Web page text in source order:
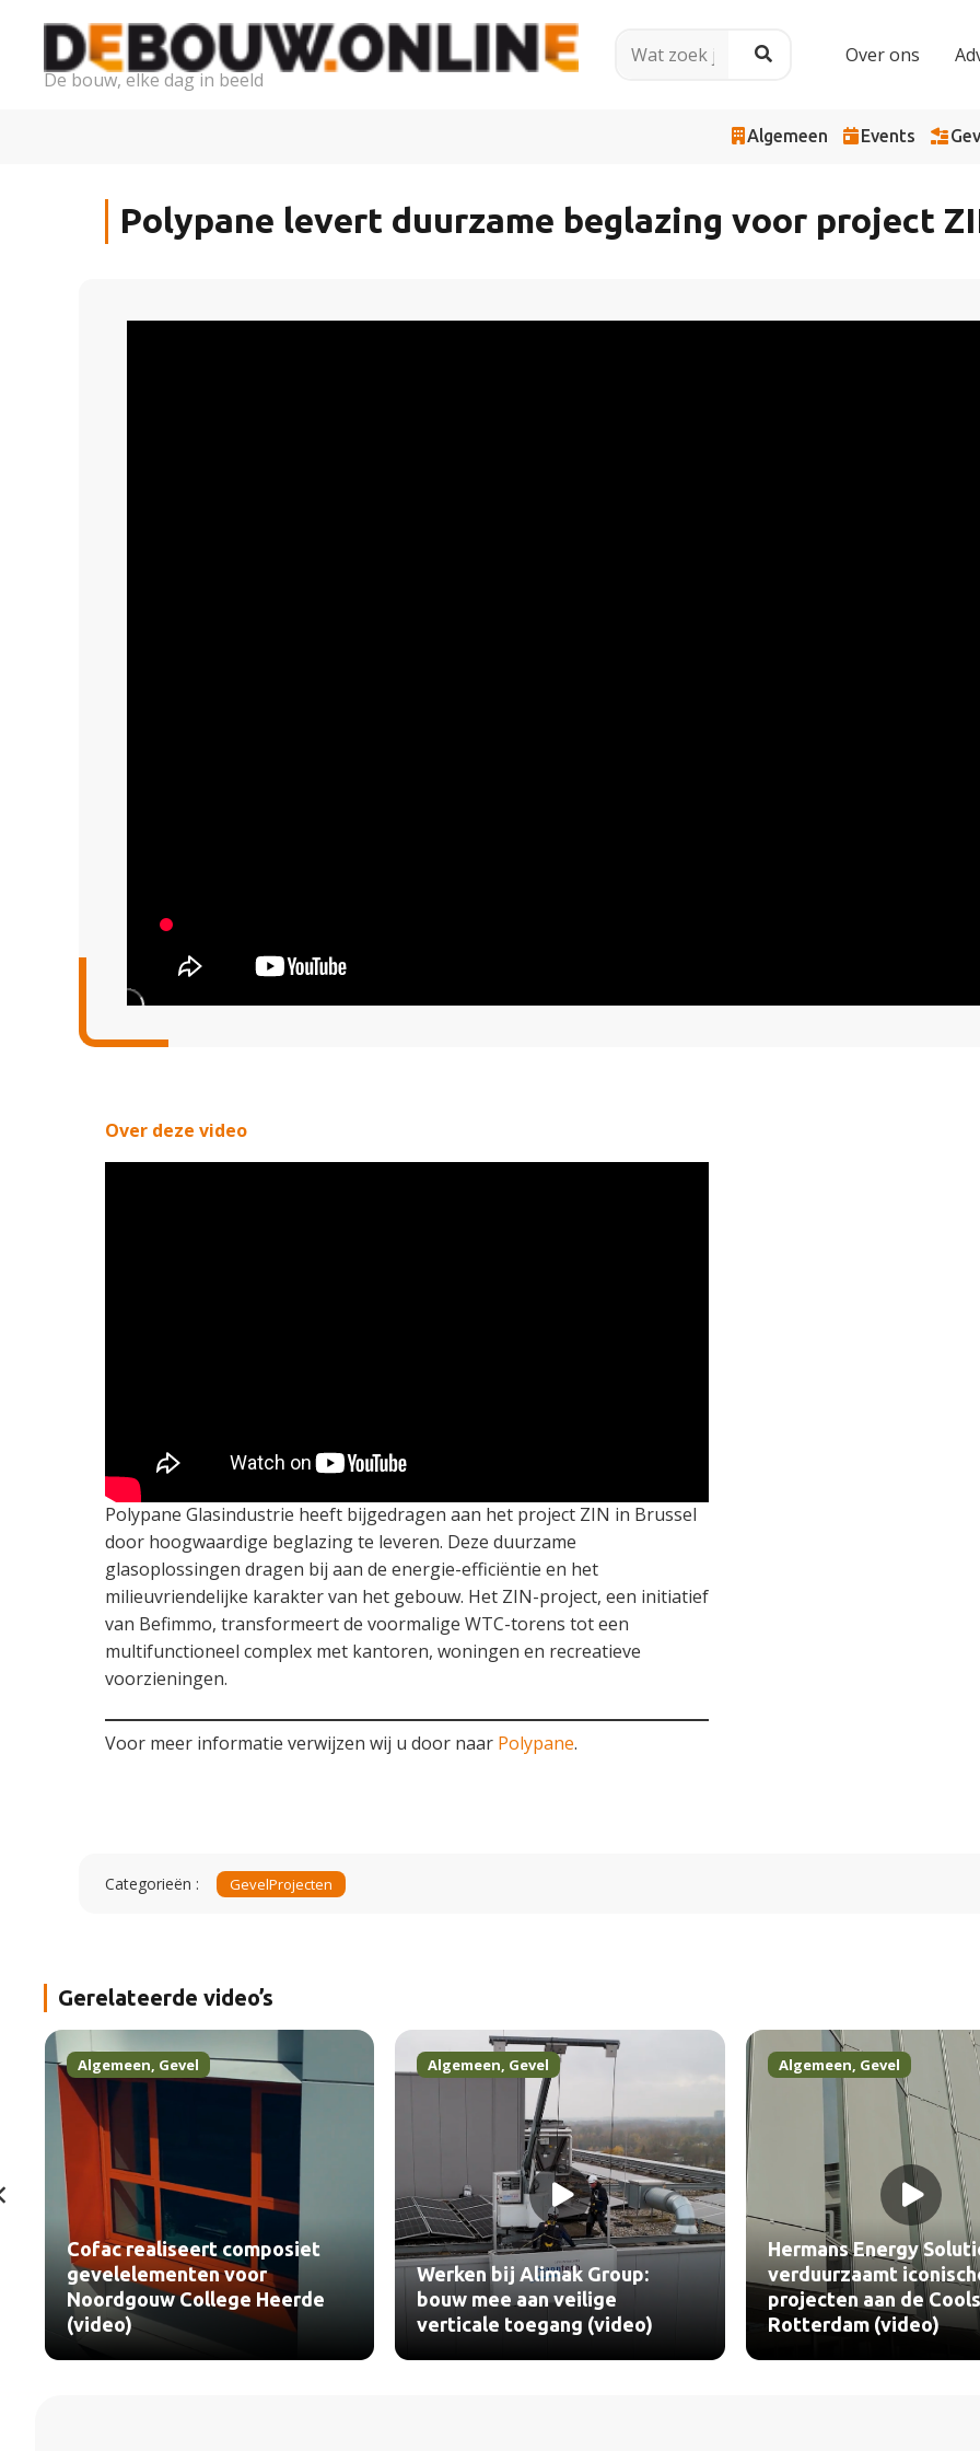
De bouw, elke dag in beeld
Over ons
Algemeen Events
Polypane levert duurzame beglazing voor project
Over deze video
Polypane Glasindustrie heeft bijgedragen aan het project ZIN in Brussel
door hoogwaardige beglazing te leveren. Deze duurzame
glasoplossingen dragen bij aan de energie-efficiëntie en het
milieuvriendelijke karakter van het gebouw. Het ZIN-project, een initiatief
van Befimmo, transformeert de voormalige WTC-torens tot een
multifunctioneel complex met kantoren, woningen en recreatieve
voorzieningen.
Voor meer informatie verwijzen wij u door naar Polypane.
Categorieën : GevelProjecten
Gerelateerde video’s
Algemeen, Gevel
Werken bij Alimak Group:
bouw mee aan veilige
verticale toegang (video)
Algemeen, Gevel
Hermans Energy Solutions
verduurzaamt iconische
projecten aan de Coolsingel
Rotterdam (video)
Algemeen, Gevel
BEWI IsoBouw past
PowerTop Eco30 toe
(video)